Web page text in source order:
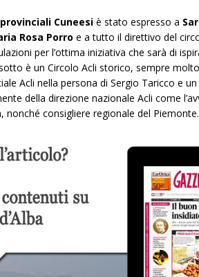
Cuneesi è stato espresso a
Rosa Porro e a tutto il direttivo del
per l’ottima iniziativa che sarà di
è un Circolo Acli storico, sempre
Acli nella persona di Sergio Taricco e
della direzione nazionale Acli come
nonché consigliere regionale del Piemonte.